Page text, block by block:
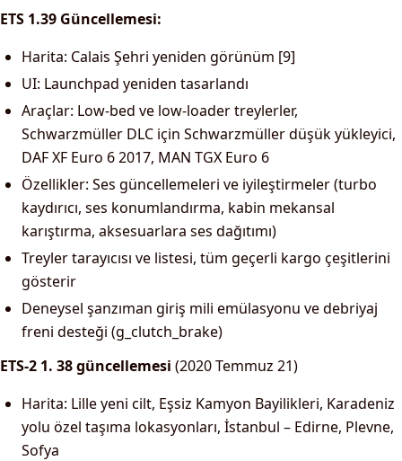
ETS 1.39 Güncellemesi:
Harita: Calais Şehri yeniden görünüm [9]
UI: Launchpad yeniden tasarlandı
Araçlar: Low-bed ve low-loader treylerler,
Schwarzmüller DLC için Schwarzmüller düşük yükleyici,
DAF XF Euro 6 2017, MAN TGX Euro 6
Özellikler: Ses güncellemeleri ve iyileştirmeler (turbo
kaydırıcı, ses konumlandırma, kabin mekansal
karıştırma, aksesuarlara ses dağıtımı)
Treyler tarayıcısı ve listesi, tüm geçerli kargo çeşitlerini
gösterir
Deneysel şanzıman giriş mili emülasyonu ve debriyaj
freni desteği (g_clutch_brake)
ETS-2 1. 38 güncellemesi (2020 Temmuz 21)
Harita: Lille yeni cilt, Eşsiz Kamyon Bayilikleri, Karadeniz
yolu özel taşıma lokasyonları, İstanbul – Edirne, Plevne,
Sofya